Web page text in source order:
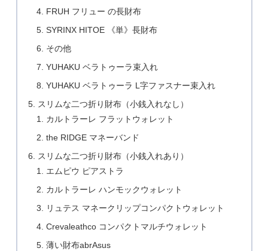
FRUH フリュー の長財布
SYRINX HITOE 《単》長財布
その他
YUHAKU ベラトゥーラ束入れ
YUHAKU ベラトゥーラ L字ファスナー束入れ
スリムな二つ折り財布（小銭入れなし）
カルトラーレ フラットウォレット
the RIDGE マネーバンド
スリムな二つ折り財布（小銭入れあり）
エムピウ ピアストラ
カルトラーレ ハンモックウォレット
リュテス マネークリップコンパクトウォレット
Crevaleathco コンパクトマルチウォレット
薄い財布abrAsus